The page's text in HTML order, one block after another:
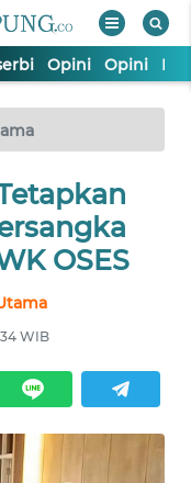
Opini Opini
OSES
WIB